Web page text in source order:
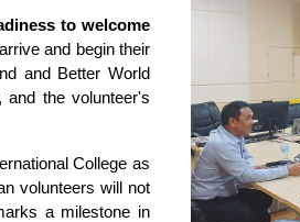
to welcome
and begin their
and Better World
and the volunteer's
College as
volunteers will not
a milestone in